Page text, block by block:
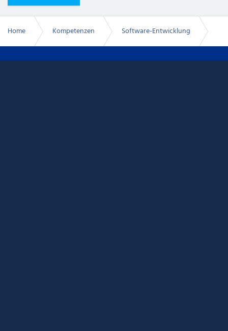
Home Kompetenzen Software-Entwicklung
Webbasiertes Marketingportal
INFOX GmbH & Co. Informationslogistik KG